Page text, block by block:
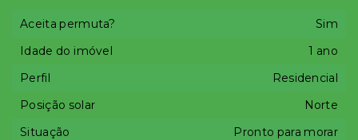
Aceita permuta?
Sim
Idade do imóvel
1 ano
Perfil
Residencial
Posição solar
Norte
Situação
Pronto para morar